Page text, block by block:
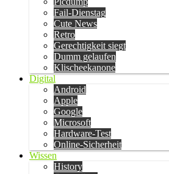
Fail-Dienstag
Cute News
Retro
Gerechtigkeit siegt
Dumm gelaufen
Klischeekanone
Digital
Android
Apple
Google
Microsoft
Hardware-Test
Online-Sicherheit
Wissen
History